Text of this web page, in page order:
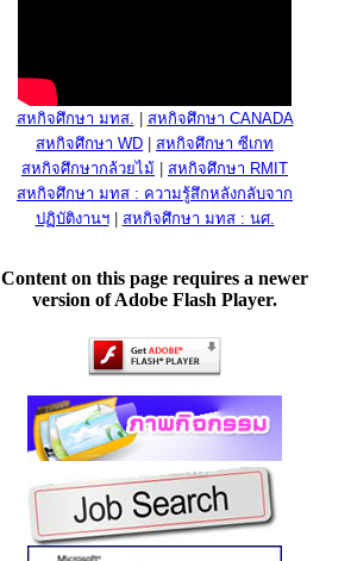
สหกิจศึกษา มทส.
สหกิจศึกษา CANADA
สหกิจศึกษา WD
สหกิจศึกษา ซีเกท
สหกิจศึกษากล้วยไม้
สหกิจศึกษา RMIT
สหกิจศึกษา มทส : ความรู้สึกหลังกลับจาก
ปฏิบัติงานฯ| สหกิจศึกษา มทส : นศ.
Content on this page requires a newer
version of Adobe Flash Player.